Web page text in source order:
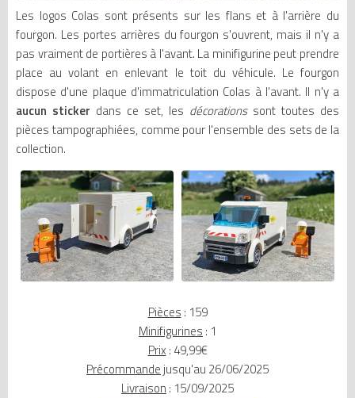
Les logos Colas sont présents sur les flans et à l'arrière du
fourgon. Les portes arrières du fourgon s'ouvrent, mais il n'y a
pas vraiment de portières à l'avant. La minifigurine peut prendre
place au volant en enlevant le toit du véhicule. Le fourgon
dispose d'une plaque d'immatriculation Colas à l'avant. Il n'y a
aucun sticker dans ce set, les décorationssont toutes des
pièces tampographiées, comme pour l'ensemble des sets de la
collection.
Pièces : 159
Minifigurines : 1
Prix : 49,99€
Précommande jusqu'au 26/06/2025
Livraison : 15/09/2025